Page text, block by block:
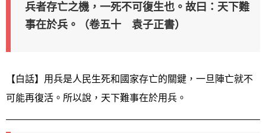
兵者存亡之機，一死不可復生也。故曰：天下難
事在於兵。（卷五十 袁子正書）
【白話】用兵是人民生死和國家存亡的關鍵，一旦陣亡就不
可能再復活。所以說，天下難事在於用兵。